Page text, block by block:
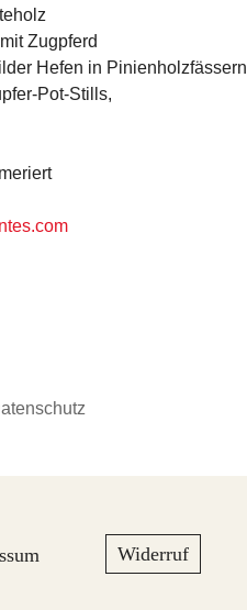
Zugpferd
Hefen in Pinienholzfässern
Pot-Stills,
Widerruf